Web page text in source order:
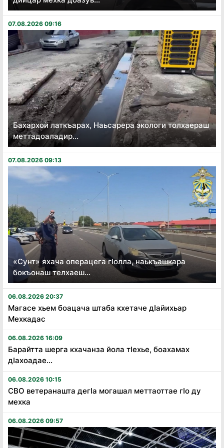
07.08.2026 09:16
Бахархой латкъарах, Наьсарера экологи толхаераш
меттадоаладир...
07.08.2026 09:13
«Сунт» яхача операцега гӏолла, наькъашкара
бокъонаш телхаеш...
06.08.2026 20:37
Магасе хьем боацача штаба кхетаче дӏайихьар
Мехкадас
06.08.2026 16:09
Барайтта шерга кхачанза йола тӏехье, боахамах
дӏахоадае...
06.08.2026 10:15
СВО ветеранашта дегӏа могашал меттаоттае гӏо ду
мехка
06.08.2026 09:57